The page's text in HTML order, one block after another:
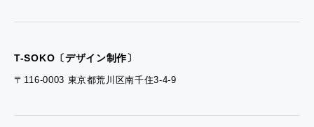
T-SOKO〔デザイン制作〕
〒116-0003 東京都荒川区南千住3-4-9